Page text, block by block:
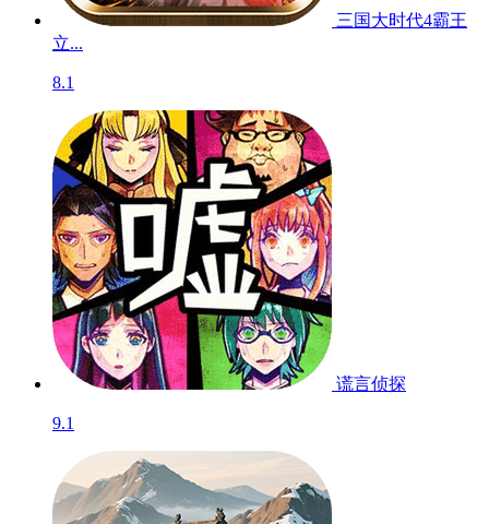
三国大时代4霸王
立...
8.1
谎言侦探
9.1